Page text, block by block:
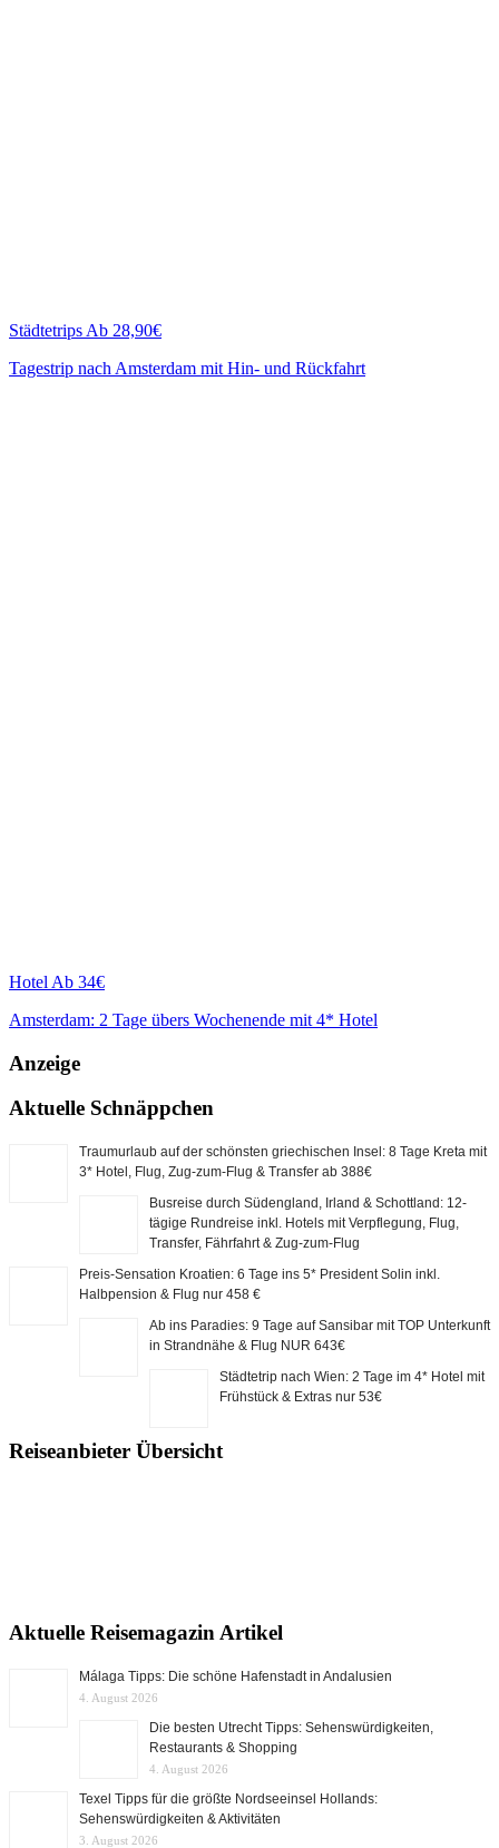
Städtetrips Ab 28,90€
Tagestrip nach Amsterdam mit Hin- und Rückfahrt
Hotel Ab 34€
Amsterdam: 2 Tage übers Wochenende mit 4* Hotel
Anzeige
Aktuelle Schnäppchen
Traumurlaub auf der schönsten griechischen Insel: 8 Tage Kreta mit
3* Hotel, Flug, Zug-zum-Flug & Transfer ab 388€
Busreise durch Südengland, Irland & Schottland: 12-
tägige Rundreise inkl. Hotels mit Verpflegung, Flug,
Transfer, Fährfahrt & Zug-zum-Flug
Preis-Sensation Kroatien: 6 Tage ins 5* President Solin inkl.
Halbpension & Flug nur 458 €
Ab ins Paradies: 9 Tage auf Sansibar mit TOP Unterkunft
in Strandnähe & Flug NUR 643€
Städtetrip nach Wien: 2 Tage im 4* Hotel mit
Frühstück & Extras nur 53€
Reiseanbieter Übersicht
Aktuelle Reisemagazin Artikel
Málaga Tipps: Die schöne Hafenstadt in Andalusien
4. August 2026
Die besten Utrecht Tipps: Sehenswürdigkeiten,
Restaurants & Shopping
4. August 2026
Texel Tipps für die größte Nordseeinsel Hollands:
Sehenswürdigkeiten & Aktivitäten
3. August 2026